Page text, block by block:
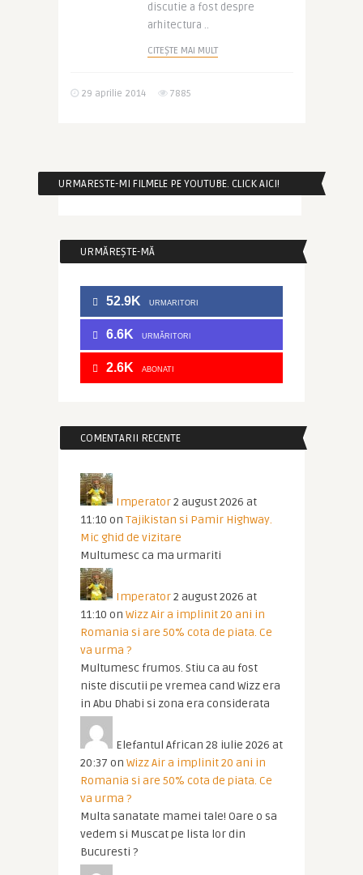
discutie a fost despre
arhitectura ..
CITEȘTE MAI MULT
29 aprilie 2014 7885
URMARESTE-MI FILMELE PE YOUTUBE. CLICK AICI!
URMĂREȘTE-MĂ
52.9K URMARITORI
6.6K URMĂRITORI
2.6K ABONATI
COMENTARII RECENTE
Imperator2 august 2026 at
11:10 on Tajikistan si Pamir Highway.
Mic ghid de vizitare
Multumesc ca ma urmariti
Imperator2 august 2026 at
11:10 on Wizz Air a implinit 20 ani in
Romania si are 50% cota de piata. Ce
va urma ?
Multumesc frumos. Stiu ca au fost
niste discutii pe vremea cand Wizz era
in Abu Dhabi si zona era considerata
Elefantul African 28 iulie 2026 at
20:37 on Wizz Air a implinit 20 ani in
Romania si are 50% cota de piata. Ce
va urma ?
Multa sanatate mamei tale! Oare o sa
vedem si Muscat pe lista lor din
Bucuresti ?